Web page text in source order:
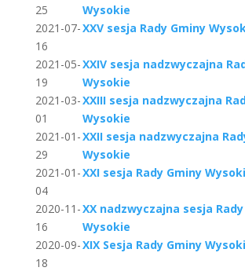
25
Wysokie
2021-07-
16
XXV sesja Rady Gminy
2021-05-
19
XXIV sesja nadzwyczajna
Wysokie
2021-03-
01
XXIII sesja nadzwyczajna
Wysokie
2021-01-
29
XXII sesja nadzwyczajna
Wysokie
2021-01-
04
XXI sesja Rady Gminy
2020-11-
16
XX nadzwyczajna sesja
Wysokie
2020-09-
18
XIX Sesja Rady Gminy